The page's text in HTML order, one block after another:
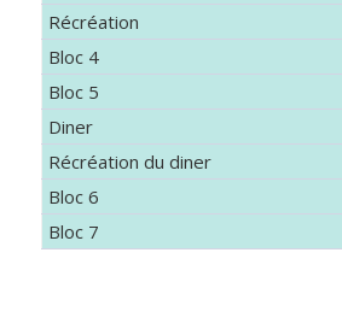
Récréation
Bloc 4
Bloc 5
Diner
Récréation du diner
Bloc 6
Bloc 7